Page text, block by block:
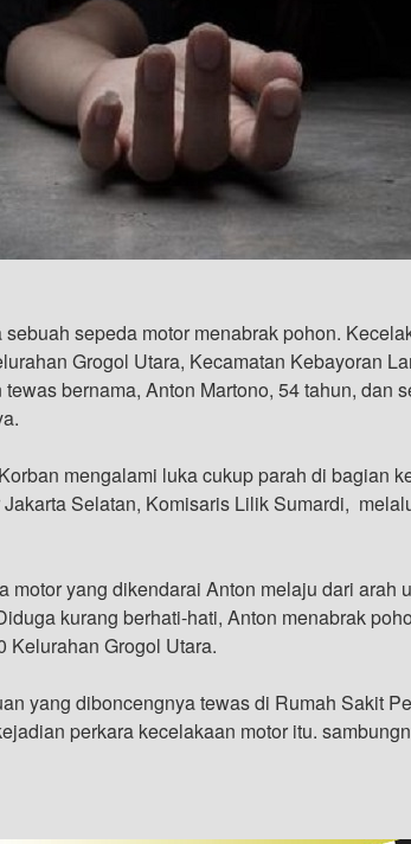
sepeda motor menabrak pohon.
Grogol Utara, Kecamatan Kebayoran
bernama, Anton Martono, 54 tahun, dan
mengalami luka cukup parah di bagian
Selatan, Komisaris Lilik Sumardi,
motor yang dikendarai Anton melaju dari arah
kurang berhati-hati, Anton menabrak
Kelurahan Grogol Utara.
yang diboncengnya tewas di Rumah Sakit
perkara kecelakaan motor itu.